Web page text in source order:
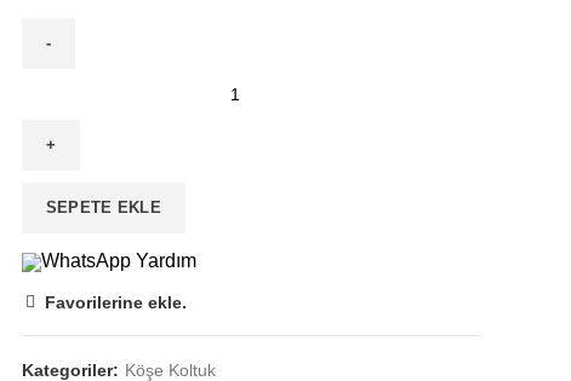
Köşe
adetSEPETE EKLE
WhatsApp Yardım
Favorilerine ekle.
Kategoriler: Köşe Koltuk